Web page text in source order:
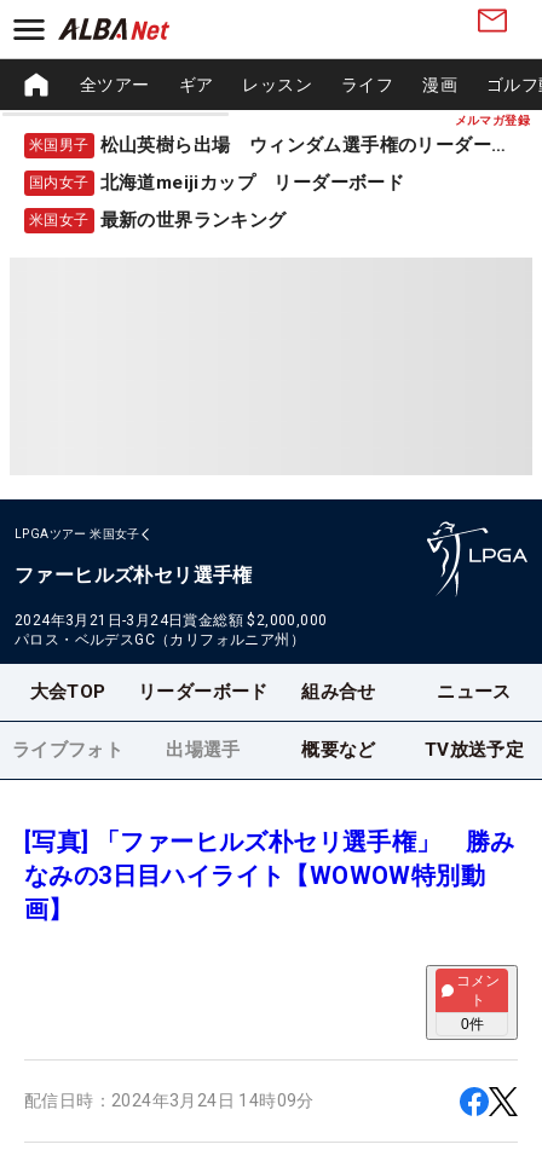
メルマガ登録
全ツアー ギア レッスン ライフ 漫画 ゴル
米国男子 松山英樹ら出場 ウィンダム選手権のリーダーボード
国内女子 北海道meijiカップ リーダーボード
米国女子 最新の世界ランキング
LPGAツアー 米国女子
ファーヒルズ朴セリ選手権
2024年3月21日-3月24日賞金総額 $2,000,000
パロス・ベルデスGC（カリフォルニア州）
大会TOP リーダーボード 組み合せ ニュース
ライブフォト 出場選手 概要など TV放送予定
[写真] 「ファーヒルズ朴セリ選手権」 勝み
なみの3日目ハイライト【WOWOW特別動
画】
コメン
ト
0件
配信日時： 2024年3月24日 14時09分